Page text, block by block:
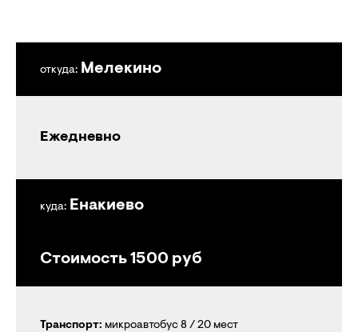
откуда: Мелекино
Ежедневно
куда: Енакиево
Стоимость 1500 руб
Транспорт: микроавтобус 8 / 20 мест